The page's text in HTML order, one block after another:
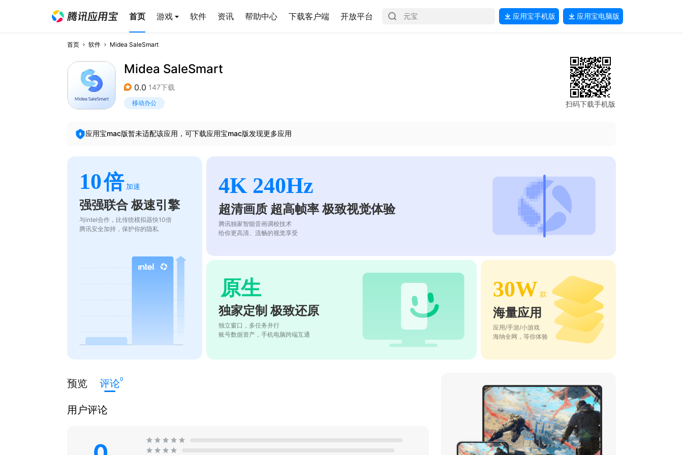
首页 游戏 软件 资讯 帮助中心 下载客户端 开放平台 应用宝手机版 应用宝电脑版
首页 软件 Midea SaleSmart
Midea SaleSmart
0.0 147下载
移动办公 扫码下载手机版
应用宝mac版暂未适配该应用，可下载应用宝mac版发现更多应用
10倍 加速
强强联合 极速引擎
与intel合作，比传统模拟器快10倍
腾讯安全加持，保护你的隐私
4K 240Hz
超清画质 超高帧率 极致视觉体验
腾讯独家智能音画调校技术
给你更高清、流畅的视觉享受
原生
独家定制 极致还原
独立窗口，多任务并行
账号数据资产，手机电脑跨端互通
30W 款
海量应用
应用/手游/小游戏
海纳全网，等你体验
预览 评论0
用户评论